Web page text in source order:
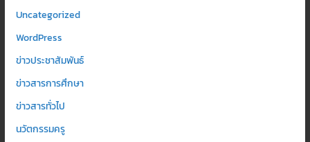
Uncategorized
WordPress
ข่าวประชาสัมพันธ์
ข่าวสารการศึกษา
ข่าวสารทั่วไป
นวัตกรรมครู